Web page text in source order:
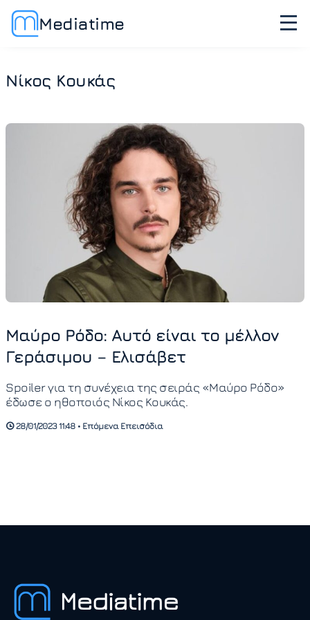
Mediatime
Νίκος Κουκάς
Μαύρο Ρόδο: Αυτό είναι το μέλλον
Γεράσιμου – Ελισάβετ
Spoiler για τη συνέχεια της σειράς «Μαύρο Ρόδο»
έδωσε ο ηθοποιός Νίκος Κουκάς.
28/01/2023 11:48 • Επόμενα Επεισόδια